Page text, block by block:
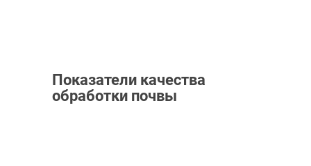
Показатели качества
обработки почвы